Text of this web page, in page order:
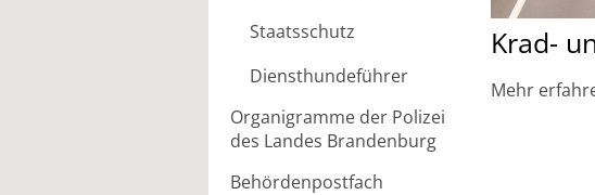
Staatsschutz
Diensthundeführer
Organigramme der Polizei
des Landes Brandenburg
Behördenpostfach
Krad-
Mehr